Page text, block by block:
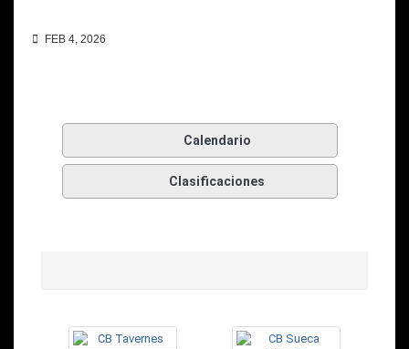
FEB 4, 2026
Calendario
Clasificaciones